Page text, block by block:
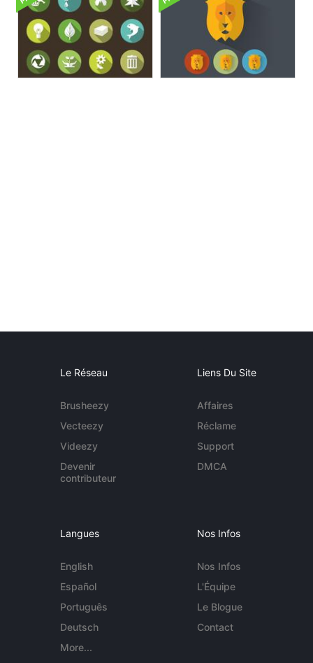
Le Réseau
Brusheezy
Vecteezy
Videezy
Devenir
contributeur
Liens Du Site
Affaires
Réclame
Support
DMCA
Langues
English
Español
Português
Deutsch
More...
Nos Infos
Nos Infos
L'Équipe
Le Blogue
Contact